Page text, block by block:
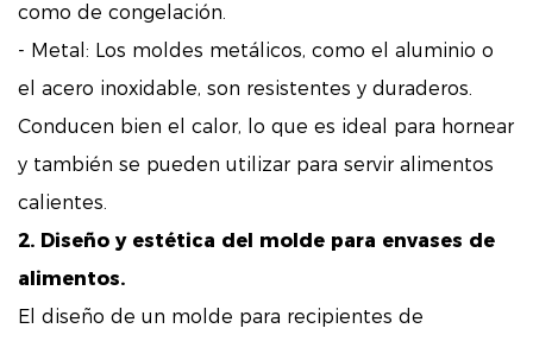
como de congelación.
- Metal: Los moldes metálicos, como el aluminio o
el acero inoxidable, son resistentes y duraderos.
Conducen bien el calor, lo que es ideal para hornear
y también se pueden utilizar para servir alimentos
calientes.
2. Diseño y estética del molde para envases de
alimentos.
El diseño de un molde para recipientes de